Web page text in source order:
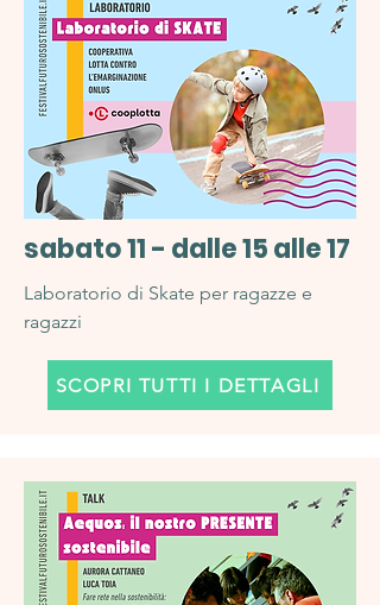
sabato 11 - dalle 15 alle 17
Laboratorio di Skate per ragazze e
ragazzi
SCOPRI TUTTI I DETTAGLI